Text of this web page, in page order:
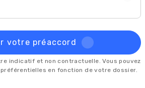
votre préaccord
indicatif et non contractuelle. Vous pouvez
en fonction de votre dossier.